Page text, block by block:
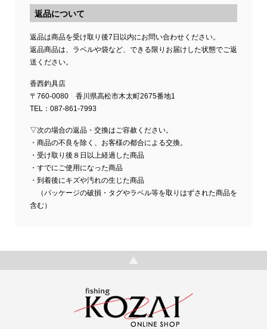
返品について
返品は商品を受け取り後7日以内にお問い合わせください。
返品商品は、ラベルや袋など、できる限りお届けした状態でご返
送ください。
香西釣具店
〒760-0080 香川県高松市木太町2675番地1
TEL：087-861-7993
▽次の場合の返品・交換はご容赦ください。
・商品の不良を除く、お客様の都合による交換。
・受け取り後８日以上経過した商品
・すでにご使用になった商品
・到着後にキズや汚れの生じた商品
（パッケージの破損・タグやラベル等を取りはずされた商品を
含む）